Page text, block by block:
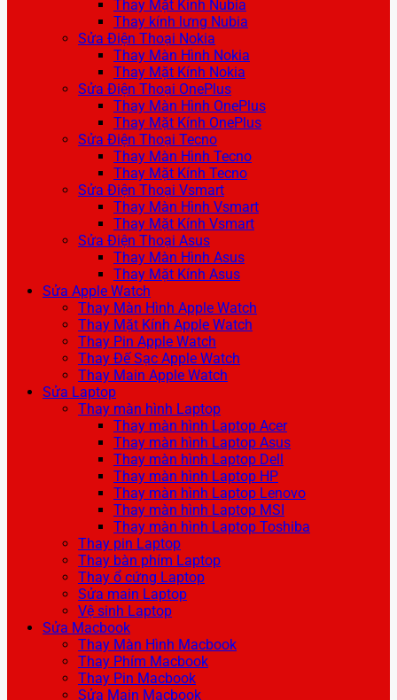
Thay Mặt Kính Nubia
Thay kính lưng Nubia
Sửa Điện Thoại Nokia
Thay Màn Hình Nokia
Thay Mặt Kính Nokia
Sửa Điện Thoại OnePlus
Thay Màn Hình OnePlus
Thay Mặt Kính OnePlus
Sửa Điện Thoại Tecno
Thay Màn Hình Tecno
Thay Mặt Kính Tecno
Sửa Điện Thoại Vsmart
Thay Màn Hình Vsmart
Thay Mặt Kính Vsmart
Sửa Điện Thoại Asus
Thay Màn Hình Asus
Thay Mặt Kính Asus
Sửa Apple Watch
Thay Màn Hình Apple Watch
Thay Mặt Kính Apple Watch
Thay Pin Apple Watch
Thay Đế Sạc Apple Watch
Thay Main Apple Watch
Sửa Laptop
Thay màn hình Laptop
Thay màn hình Laptop Acer
Thay màn hình Laptop Asus
Thay màn hình Laptop Dell
Thay màn hình Laptop HP
Thay màn hình Laptop Lenovo
Thay màn hình Laptop MSI
Thay màn hình Laptop Toshiba
Thay pin Laptop
Thay bàn phím Laptop
Thay ổ cứng Laptop
Sửa main Laptop
Vệ sinh Laptop
Sửa Macbook
Thay Màn Hình Macbook
Thay Phím Macbook
Thay Pin Macbook
Sửa Main Macbook